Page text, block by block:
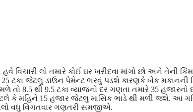
લો તમારે કોઈ ઘર ખરીદવા માંગો છો અને તેની
25 ટકા જેટલુ ડાઉન પેમેન્ટ ભરવું પડશે કારણકે બેંક
તો 8.5 થી 9.5 ટકા વ્યાજનો દર ગણતા તમારે 35
કે મહિને 15 હજાર જેટલુ માસિક ભાડે થી મળી જશે. આ
વધુ વિગતવાર ગણતરી સમજીએ.